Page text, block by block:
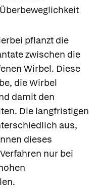
pflanzt die
zwischen die
Wirbel. Diese
die Wirbel
damit den
Die langfristigen
aus,
dieses
nur bei